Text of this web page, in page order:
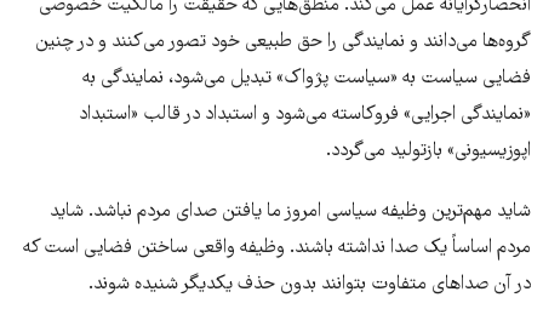
انحصارگرایانه عمل می‌کند. منطق‌هایی که حقیقت را مالکیت خصوصی
گروه‌ها می‌دانند و نمایندگی را حق طبیعی خود تصور می‌کنند و در چنین
فضایی سیاست به «سیاست پژواک» تبدیل می‌شود، نمایندگی به
«نمایندگی اجرایی» فروکاسته می‌شود و استبداد در قالب «استبداد
اپوزیسیونی» بازتولید می‌گردد.
شاید مهم‌ترین وظیفه سیاسی امروز ما یافتن صدای مردم نباشد. شاید
مردم اساساً یک صدا نداشته باشند. وظیفه واقعی ساختن فضایی است که
در آن صداهای متفاوت بتوانند بدون حذف یکدیگر شنیده شوند.